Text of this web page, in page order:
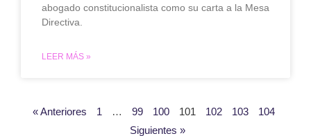
abogado constitucionalista como su carta a la Mesa
Directiva.
LEER MÁS »
« Anteriores 1 … 99 100 101 102 103
104
Siguientes »